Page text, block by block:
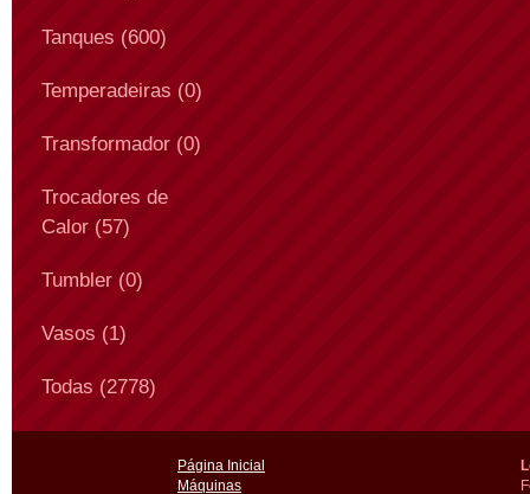
Tanques (600)
Temperadeiras (0)
Transformador (0)
Trocadores de
Calor (57)
Tumbler (0)
Vasos (1)
Todas (2778)
Página Inicial
Máquinas